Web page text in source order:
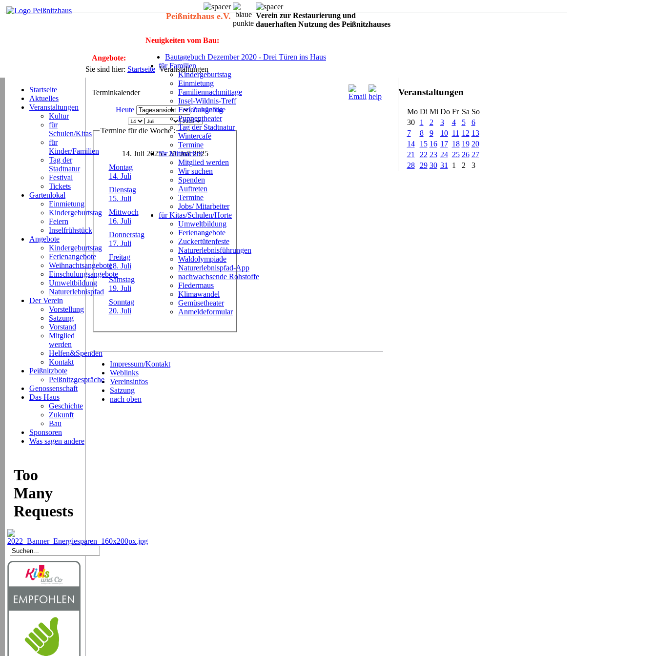
Peißnitzhaus e.V.
Verein zur Restaurierung und
dauerhaften Nutzung des Peißnitzhauses
Neuigkeiten vom Bau:
Bautagebuch Dezember 2020 - Drei Türen ins Haus
für Familien
Kindergeburtstag
Einmietung
Familiennachmittage
Insel-Wildnis-Treff
Ferienangebote
Puppentheater
Tag der Stadtnatur
Wintercafé
Termine
für Mitmacher
Mitglied werden
Wir suchen
Spenden
Auftreten
Termine
Jobs/ Mitarbeiter
für Kitas/Schulen/Horte
Umweltbildung
Ferienangebote
Zuckertütenfeste
Naturerlebnisführungen
Waldolympiade
Naturerlebnispfad-App
nachwachsende Rohstoffe
Fledermaus
Klimawandel
Gemüsetheater
Anmeldeformular
Angebote:
Sie sind hier: Startseite Veranstaltungen
Startseite
Aktuelles
Veranstaltungen
Kultur
für
Schulen/Kitas
für
Kinder/Familien
Tag der
Stadtnatur
Festival
Tickets
Gartenlokal
Einmietung
Kindergeburtstag
Feiern
Inselfrühstück
Angebote
Kindergeburtstag
Ferienangebote
Weihnachtsangebote
Einschulungsangebote
Umweltbildung
Naturerlebnispfad
Der Verein
Vorstellung
Satzung
Vorstand
Mitglied
werden
Helfen&Spenden
Kontakt
Peißnitzbote
Peißnitzgespräche
Genossenschaft
Das Haus
Geschichte
Zukunft
Bau
Sponsoren
Was sagen andere
Veranstaltungen
Mo Di Mi Do Fr Sa So
30
1 2 3 4 5
6
7
8 9 10 11 12 13
14
15 16 17 18 19 20
21
22 23 24 25 26 27
28
29 30 31 1 2 3
Terminkalender
Heute Zukünftig
Termine für die Woche :
14. Juli 2025 - 20. Juli 2025
Montag
14. Juli
Dienstag
15. Juli
Mittwoch
16. Juli
Donnerstag
17. Juli
Freitag
18. Juli
Samstag
19. Juli
Sonntag
20. Juli
Impressum/Kontakt
Weblinks
Vereinsinfos
Satzung
nach oben